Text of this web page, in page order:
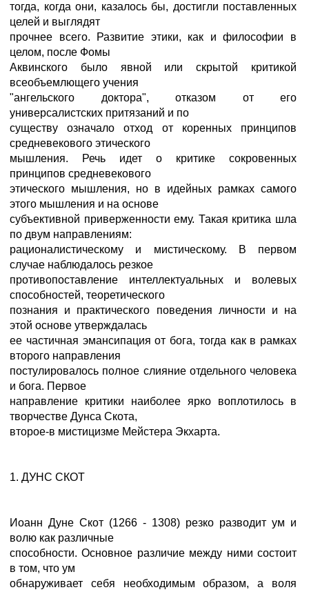
тогда, когда они, казалось бы, достигли поставленных
целей и выглядят
прочнее всего. Развитие этики, как и философии в
целом, после Фомы
Аквинского было явной или скрытой критикой
всеобъемлющего учения
"ангельского доктора", отказом от его
универсалистских притязаний и по
существу означало отход от коренных принципов
средневекового этического
мышления. Речь идет о критике сокровенных
принципов средневекового
этического мышления, но в идейных рамках самого
этого мышления и на основе
субъективной приверженности ему. Такая критика шла
по двум направлениям:
рационалистическому и мистическому. В первом
случае наблюдалось резкое
противопоставление интеллектуальных и волевых
способностей, теоретического
познания и практического поведения личности и на
этой основе утверждалась
ее частичная эмансипация от бога, тогда как в рамках
второго направления
постулировалось полное слияние отдельного человека
и бога. Первое
направление критики наиболее ярко воплотилось в
творчестве Дунса Скота,
второе-в мистицизме Мейстера Экхарта.
1. ДУНС СКОТ
Иоанн Дуне Скот (1266 - 1308) резко разводит ум и
волю как различные
способности. Основное различие между ними состоит
в том, что ум
обнаруживает себя необходимым образом, а воля